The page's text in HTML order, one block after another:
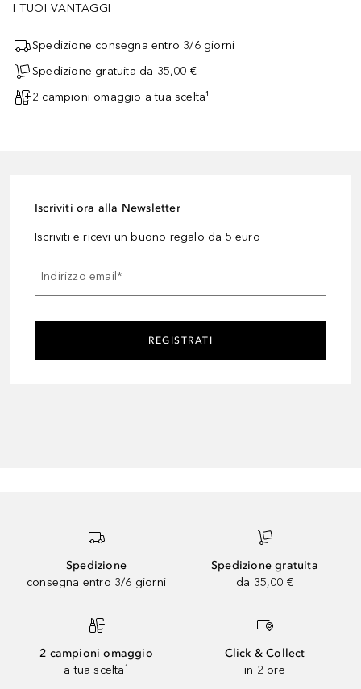
I TUOI VANTAGGI
Spedizione consegna entro 3/6 giorni
Spedizione gratuita da 35,00 €
2 campioni omaggio a tua scelta¹
Iscriviti ora alla Newsletter
Iscriviti e ricevi un buono regalo da 5 euro
Indirizzo email*
REGISTRATI
Spedizione
consegna entro 3/6 giorni
Spedizione gratuita
da 35,00 €
2 campioni omaggio
a tua scelta¹
Click & Collect
in 2 ore